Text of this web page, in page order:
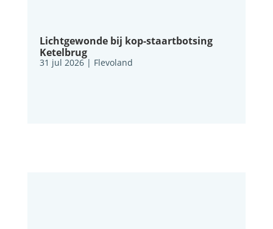
Lichtgewonde bij kop-staartbotsing
Ketelbrug
31 jul 2026| Flevoland